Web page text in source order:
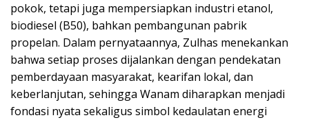
pokok, tetapi juga mempersiapkan industri etanol,
biodiesel (B50), bahkan pembangunan pabrik
propelan. Dalam pernyataannya, Zulhas menekankan
bahwa setiap proses dijalankan dengan pendekatan
pemberdayaan masyarakat, kearifan lokal, dan
keberlanjutan, sehingga Wanam diharapkan menjadi
fondasi nyata sekaligus simbol kedaulatan energi